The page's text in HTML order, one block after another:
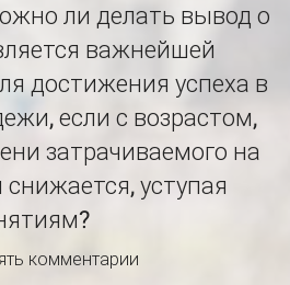
ли делать вывод о
важнейшей
достижения успеха в
если с возрастом,
затрачиваемого на
уступая
комментарии